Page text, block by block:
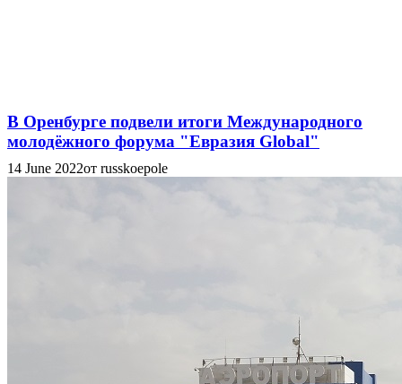
В Оренбурге подвели итоги Международного
молодёжного форума "Евразия Global"
14 June 2022от russkoepole